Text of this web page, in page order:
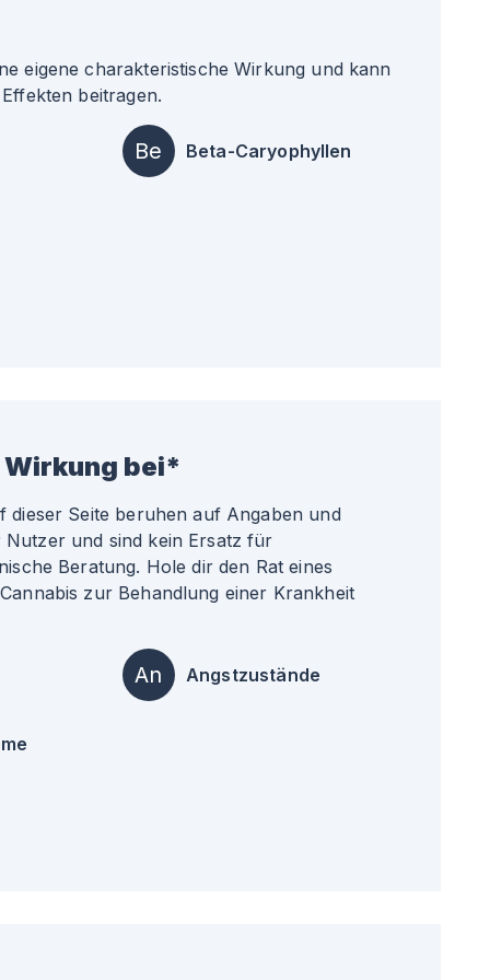
eigene charakteristische Wirkung und kann
beitragen.
Be Beta-Caryophyllen
bei*
dieser Seite beruhen auf Angaben und
und sind kein Ersatz für
Beratung. Hole dir den Rat eines
zur Behandlung einer Krankheit
An Angstzustände